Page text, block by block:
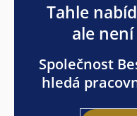
Tahle
ale
Společnost
hledá